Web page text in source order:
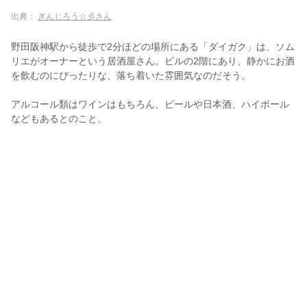
出典： ぎんじろう☆彡さん
野田阪神駅から徒歩で2分ほどの場所にある「ダイガク」は、ソム
リエがオーナーという居酒屋さん。ビルの2階にあり、静かにお酒
を飲むのにぴったりな、落ち着いた雰囲気なのだそう。
アルコール類はワインはもちろん、ビールや日本酒、ハイボール
などもあるとのこと。